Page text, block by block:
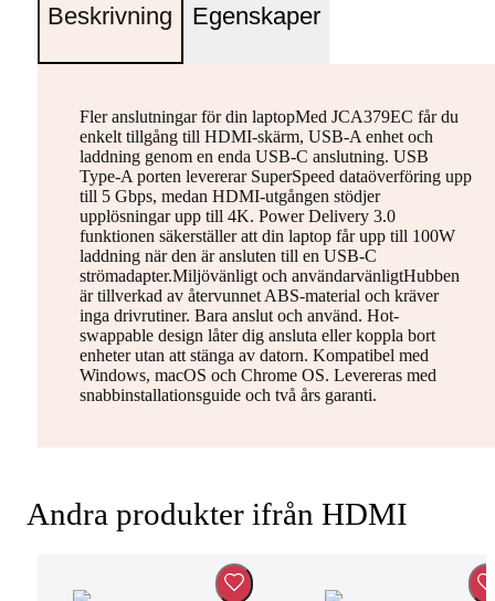
Beskrivning Egenskaper
Fler anslutningar för din laptopMed JCA379EC får du
enkelt tillgång till HDMI-skärm, USB-A enhet och
laddning genom en enda USB-C anslutning. USB
Type-A porten levererar SuperSpeed dataöverföring upp
till 5 Gbps, medan HDMI-utgången stödjer
upplösningar upp till 4K. Power Delivery 3.0
funktionen säkerställer att din laptop får upp till 100W
laddning när den är ansluten till en USB-C
strömadapter.Miljövänligt och användarvänligtHubben
är tillverkad av återvunnet ABS-material och kräver
inga drivrutiner. Bara anslut och använd. Hot-
swappable design låter dig ansluta eller koppla bort
enheter utan att stänga av datorn. Kompatibel med
Windows, macOS och Chrome OS. Levereras med
snabbinstallationsguide och två års garanti.
Andra produkter ifrån HDMI